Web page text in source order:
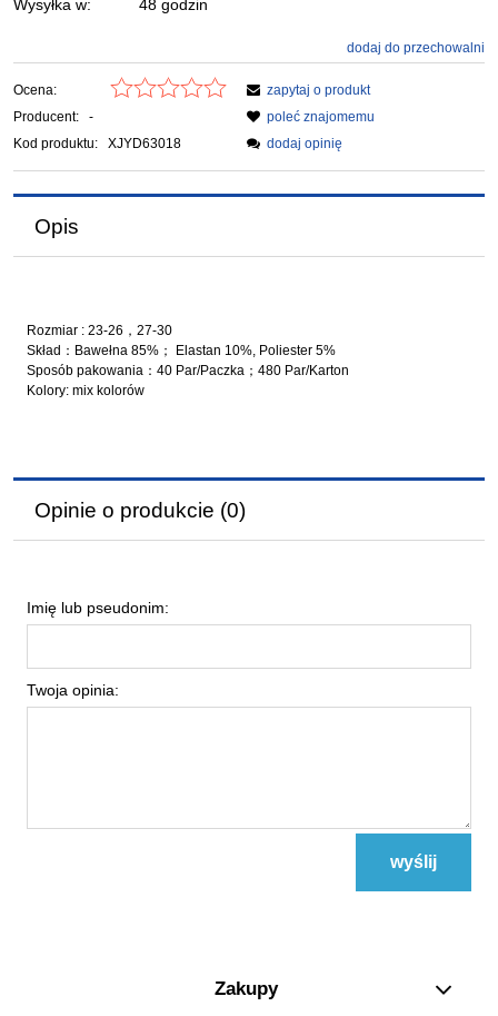
Wysyłka w:
48 godzin
dodaj do przechowalni
Ocena:
Producent:
-
Kod produktu:
XJYD63018
zapytaj o produkt
poleć znajomemu
dodaj opinię
Opis
Rozmiar : 23-26，27-30
Skład：Bawełna 85%； Elastan 10%, Poliester 5%
Sposób pakowania：40 Par/Paczka；480 Par/Karton
Kolory: mix kolorów
Opinie o produkcie (0)
Imię lub pseudonim:
Twoja opinia:
wyślij
Zakupy